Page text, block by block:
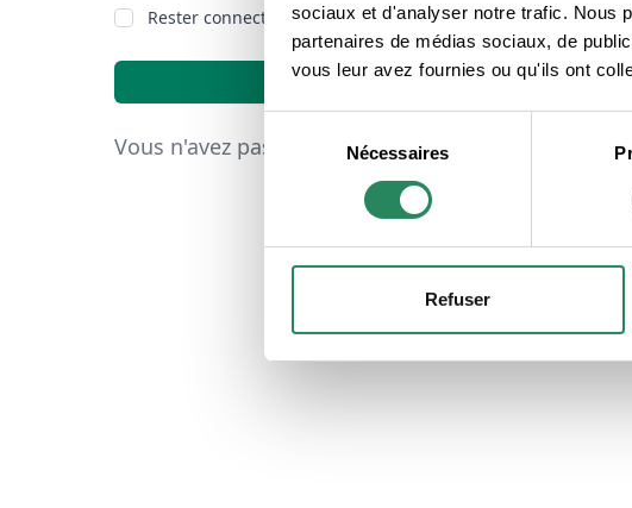
sociaux et d'analyser notre trafic. Nous
partenaires de médias sociaux, de
vous leur avez fournies ou qu'ils ont
du
consentement
Nécessaires
Refuser
Rester connecté Mot de passe oublié ?
Connexion
Vous n'avez pas de compte ?Inscrivez-vous